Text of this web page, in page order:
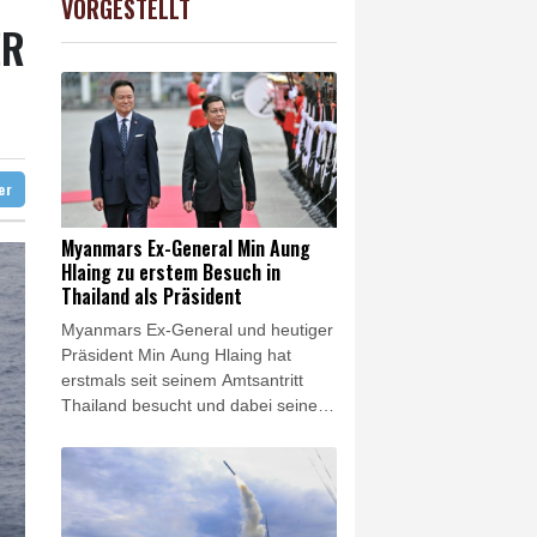
allem im Juni
in Kanada
entdeckt
-0.08%
VORGESTELLT
Myanmars Ex-General Min Aung
Hlaing zu erstem Besuch in
Thailand als Präsident
Myanmars Ex-General und heutiger
Präsident Min Aung Hlaing hat
erstmals seit seinem Amtsantritt
Thailand besucht und dabei seine
der Beziehungen seines Landes zu
den anderen Staaten der Region
zum Ausdruck gebracht. Die
Beziehungen zu den